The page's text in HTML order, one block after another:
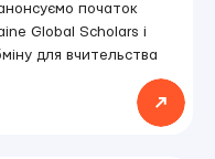
початок
Global Scholars і
для вчительства